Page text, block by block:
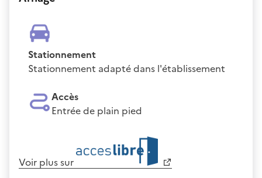
Stationnement
Stationnement adapté dans l'établissement
Accès
Entrée de plain pied
Voir plus sur